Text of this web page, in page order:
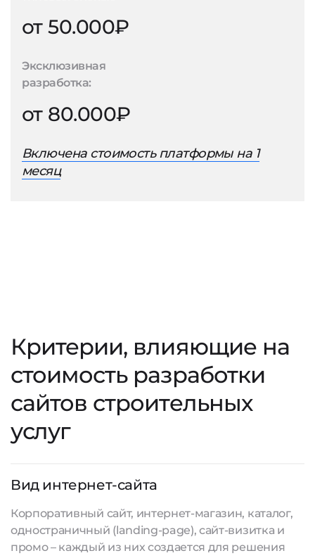
от 50.000₽
Эксклюзивная
разработка:
от 80.000₽
Включена стоимость платформы на 1
месяц
Критерии, влияющие на
стоимость разработки
сайтов строительных
услуг
Вид интернет-сайта
Корпоративный сайт, интернет-магазин, каталог,
одностраничный (landing-page), сайт-визитка и
промо – каждый из них создается для решения